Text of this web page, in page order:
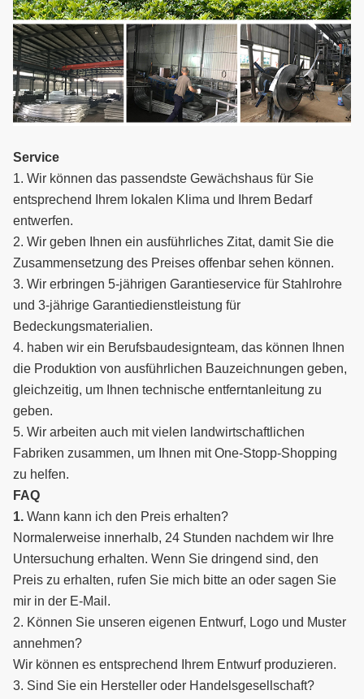
Service
1. Wir können das passendste Gewächshaus für Sie
entsprechend Ihrem lokalen Klima und Ihrem Bedarf
entwerfen.
2. Wir geben Ihnen ein ausführliches Zitat, damit Sie die
Zusammensetzung des Preises offenbar sehen können.
3. Wir erbringen 5-jährigen Garantieservice für Stahlrohre
und 3-jährige Garantiedienstleistung für
Bedeckungsmaterialien.
4. haben wir ein Berufsbaudesignteam, das können Ihnen
die Produktion von ausführlichen Bauzeichnungen geben,
gleichzeitig, um Ihnen technische entferntanleitung zu
geben.
5. Wir arbeiten auch mit vielen landwirtschaftlichen
Fabriken zusammen, um Ihnen mit One-Stopp-Shopping
zu helfen.
FAQ
1. Wann kann ich den Preis erhalten?
Normalerweise innerhalb, 24 Stunden nachdem wir Ihre
Untersuchung erhalten. Wenn Sie dringend sind, den
Preis zu erhalten, rufen Sie mich bitte an oder sagen Sie
mir in der E-Mail.
2. Können Sie unseren eigenen Entwurf, Logo und Muster
annehmen?
Wir können es entsprechend Ihrem Entwurf produzieren.
3. Sind Sie ein Hersteller oder Handelsgesellschaft?